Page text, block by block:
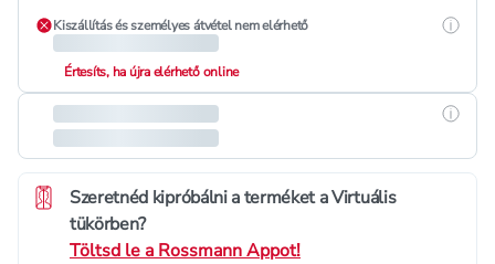
Kiszállítás és személyes átvétel nem elérhető
Értesíts, ha újra elérhető online
Szeretnéd kipróbálni a terméket a Virtuális
tükörben?
Töltsd le a Rossmann Appot!